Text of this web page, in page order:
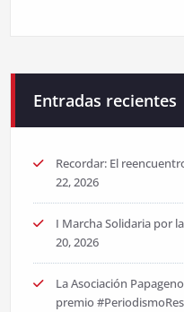
Entradas recientes
Recordar: El
22, 2026
I Marcha Solidaria por
20, 2026
La Asociación
premio